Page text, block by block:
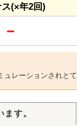
(×年2回)
－
レーションされとて
す。